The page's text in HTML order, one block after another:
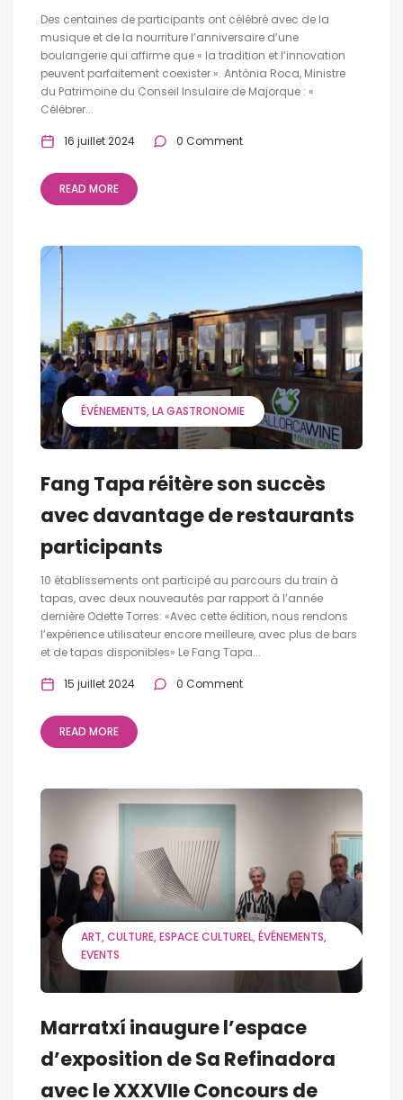
Des centaines de participants ont célébré avec de la
musique et de la nourriture l’anniversaire d’une
boulangerie qui affirme que « la tradition et l’innovation
peuvent parfaitement coexister ». Antònia Roca, Ministre
du Patrimoine du Conseil Insulaire de Majorque : «
Célébrer...
16 juillet 2024 0 Comment
READ MORE
ÉVÉNEMENTS LA GASTRONOMIE
Fang Tapa réitère son succès
avec davantage de restaurants
participants
10 établissements ont participé au parcours du train à
tapas, avec deux nouveautés par rapport à l’année
dernière Odette Torres: «Avec cette édition, nous rendons
l’expérience utilisateur encore meilleure, avec plus de bars
et de tapas disponibles» Le Fang Tapa...
15 juillet 2024 0 Comment
READ MORE
ART CULTURE ESPACE CULTUREL ÉVÉNEMENTS
EVENTS
Marratxí inaugure l’espace
d’exposition de Sa Refinadora
avec le XXXVIIe Concours de